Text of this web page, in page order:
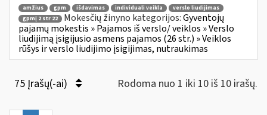
amžius gpm išdavimas individuali veikla
verslo liudijimas
gpmį 2 str 22
Mokesčių žinyno kategorijos:Gyventojų
pajamų mokestis » Pajamos iš verslo/ veiklos » Verslo
liudijimą įsigijusio asmens pajamos (26 str.) » Veiklos
rūšys ir verslo liudijimo įsigijimas, nutraukimas
75 Įrašų(-ai) Rodoma nuo 1 iki 10 iš 10 irašų.